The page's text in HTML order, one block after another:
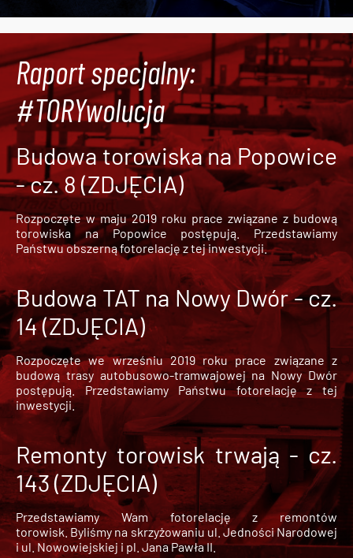
Raport specjalny:
#TORYwolucja
Budowa torowiska na Popowice
- cz. 8 (ZDJĘCIA)
Rozpoczęte w maju 2019 roku prace związane z budową
torowiska na Popowice
postępują. Przedstawiamy
Państwu obszerną fotorelację z tej inwestycji.
Budowa TAT na Nowy Dwór - cz.
14 (ZDJĘCIA)
Rozpoczęte we wrześniu 2019 roku prace związane z
budową trasy autobusowo-tramwajowej na Nowy Dwór
postępują. Przedstawiamy Państwu fotorelację z tej
inwestycji.
Remonty torowisk trwają - cz.
143 (ZDJĘCIA)
Przedstawiamy Wam fotorelację z remontów
torowisk. Byliśmy na skrzyżowaniu ul. Jedności Narodowej
i ul. Nowowiejskiej i pl. Jana Pawła II.